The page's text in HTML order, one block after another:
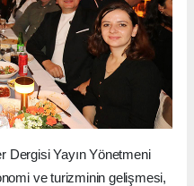
Dergisi Yayın Yönetmeni
ve turizminin gelişmesi,